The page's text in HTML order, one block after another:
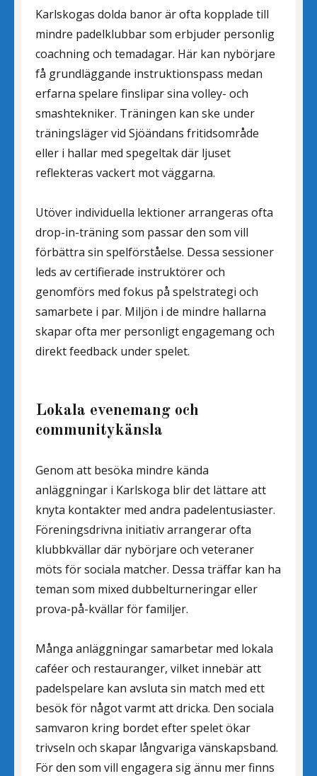
Karlskogas dolda banor är ofta kopplade till
mindre padelklubbar som erbjuder personlig
coachning och temadagar. Här kan nybörjare
få grundläggande instruktionspass medan
erfarna spelare finslipar sina volley- och
smashtekniker. Träningen kan ske under
träningsläger vid Sjöändans fritidsområde
eller i hallar med spegeltak där ljuset
reflekteras vackert mot väggarna.
Utöver individuella lektioner arrangeras ofta
drop-in-träning som passar den som vill
förbättra sin spelförståelse. Dessa sessioner
leds av certifierade instruktörer och
genomförs med fokus på spelstrategi och
samarbete i par. Miljön i de mindre hallarna
skapar ofta mer personligt engagemang och
direkt feedback under spelet.
Lokala evenemang och
communitykänsla
Genom att besöka mindre kända
anläggningar i Karlskoga blir det lättare att
knyta kontakter med andra padelentusiaster.
Föreningsdrivna initiativ arrangerar ofta
klubbkvällar där nybörjare och veteraner
möts för sociala matcher. Dessa träffar kan ha
teman som mixed dubbelturneringar eller
prova-på-kvällar för familjer.
Många anläggningar samarbetar med lokala
caféer och restauranger, vilket innebär att
padelspelare kan avsluta sin match med ett
besök för något varmt att dricka. Den sociala
samvaron kring bordet efter spelet ökar
trivseln och skapar långvariga vänskapsband.
För den som vill engagera sig ännu mer finns